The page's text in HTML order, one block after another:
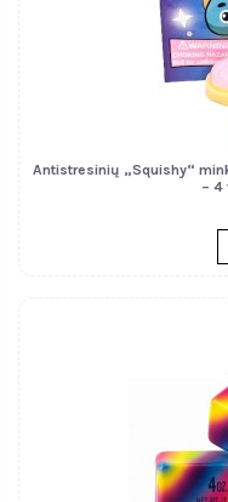
Antistresinių „Squishy“
– 4